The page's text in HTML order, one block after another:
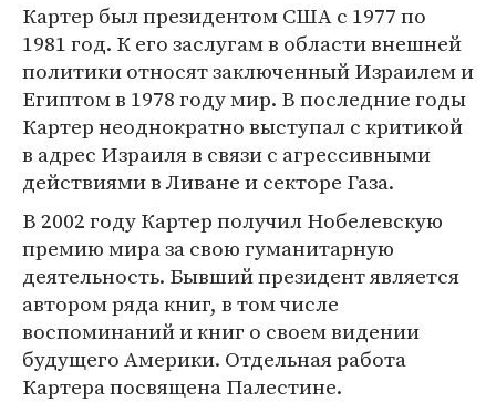
Картер был президентом США с 1977 по
1981 год. К его заслугам в области внешней
политики относят заключенный Израилем и
Египтом в 1978 году мир. В последние годы
Картер неоднократно выступал с критикой
в адрес Израиля в связи с агрессивными
действиями в Ливане и секторе Газа.
В 2002 году Картер получил Нобелевскую
премию мира за свою гуманитарную
деятельность. Бывший президент является
автором ряда книг, в том числе
воспоминаний и книг о своем видении
будущего Америки. Отдельная работа
Картера посвящена Палестине.